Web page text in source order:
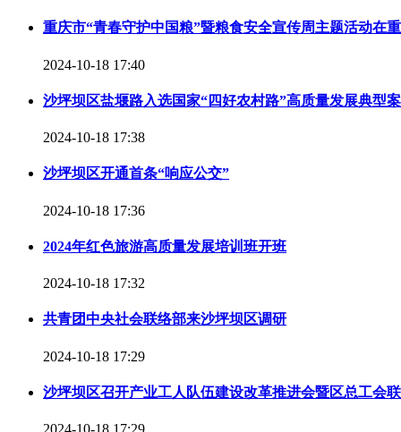
重庆市“青春守护中国粮”暨粮食安全宣传周主题活动在
2024-10-18 17:40
沙坪坝区盐堰路入选国家“四好农村路”高质量发展典型案
2024-10-18 17:38
沙坪坝区开通首条“响应公交”
2024-10-18 17:36
2024年红色旅游高质量发展培训班开班
2024-10-18 17:32
共青团中央社会联络部来沙坪坝区调研
2024-10-18 17:29
沙坪坝区召开产业工人队伍建设改革推进会暨区总工会